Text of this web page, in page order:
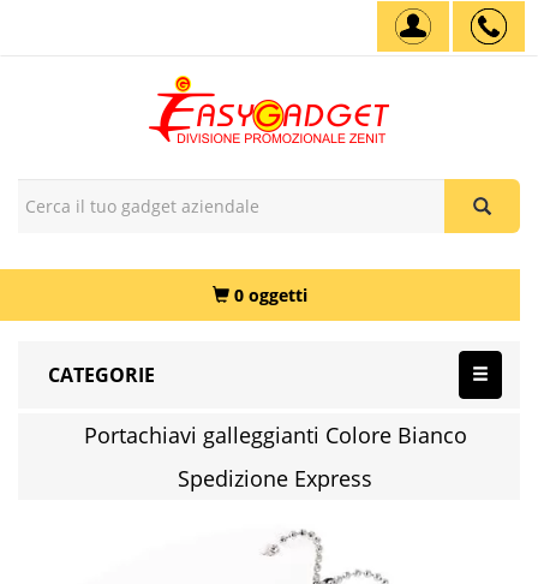
0 oggetti
CATEGORIE
Portachiavi galleggianti Colore Bianco
Spedizione Express